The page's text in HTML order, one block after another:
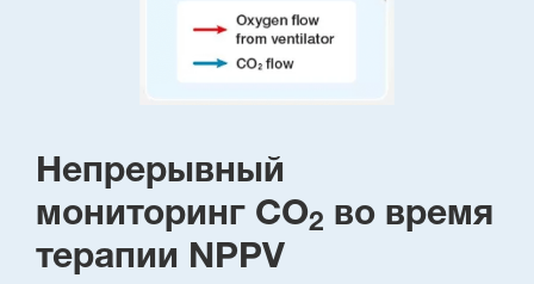
Непрерывный
мониторинг CO2 во время
терапии NPPV